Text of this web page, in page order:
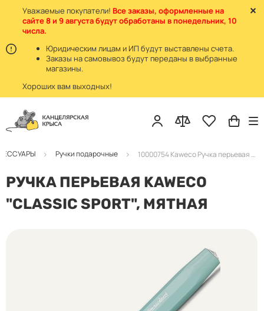
Уважаемые покупатели! Все заказы, оформленные на
сайте 8 и 9 августа будут обработаны в понедельник, 10
числа.
Юридическим лицам и ИП будут выставлены счета.
Заказы на самовывоз будут переданы в выбранные
магазины.
Хороших вам выходных!
Ручки подарочные 10000754 Kaweco Ручка перьевая "Classic Sport" EF 0.5мм мятный
РУЧКА ПЕРЬЕВАЯ KAWECO
"CLASSIC SPORT", МЯТНАЯ